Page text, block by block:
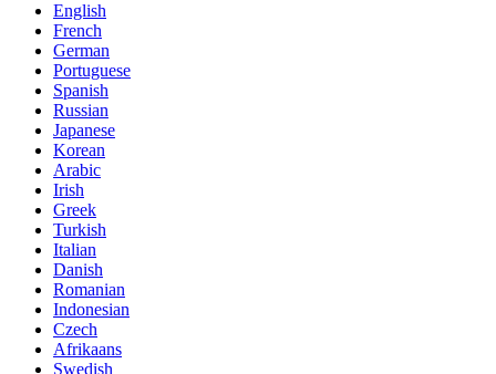
English
French
German
Portuguese
Spanish
Russian
Japanese
Korean
Arabic
Irish
Greek
Turkish
Italian
Danish
Romanian
Indonesian
Czech
Afrikaans
Swedish